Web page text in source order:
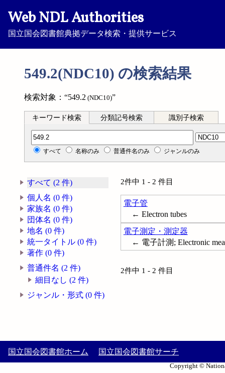
Web NDL Authorities
国立国会図書館典拠データ検索・提供サービス
549.2(NDC10) の検索結果
検索対象：“549.2 (NDC10)”
キーワード検索 分類記号検索 識別子検索
分類記号検索
すべて 名称のみ 普通件名のみ ジャンルのみ
すべて (2 件)
個人名 (0 件)
家族名 (0 件)
団体名 (0 件)
地名 (0 件)
統一タイトル (0 件)
著作 (0 件)
普通件名 (2 件)
細目なし (2 件)
ジャンル・形式 (0 件)
2件中 1 - 2 件目
電子管
← Electron tubes
電子測定・測定器
← 電子計測; Electronic
2件中 1 - 2 件目
国立国会図書館ホーム 国立国会図書館サーチ
Copyright ©